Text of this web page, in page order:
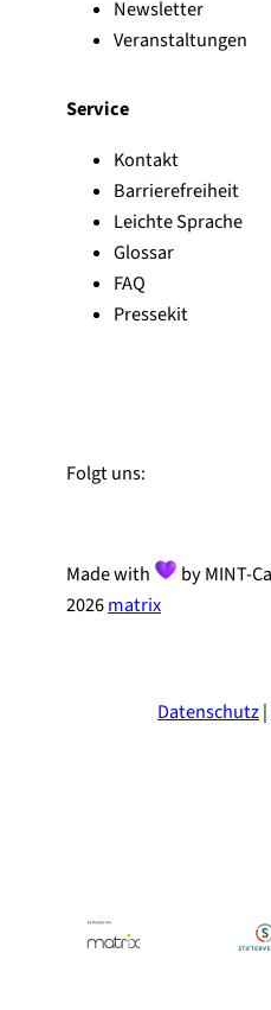
Newsletter
Veranstaltungen
Service
Kontakt
Barrierefreiheit
Leichte Sprache
Glossar
FAQ
Pressekit
Folgt uns:
Made with
by MINT-
2026matrix
Datenschutz|